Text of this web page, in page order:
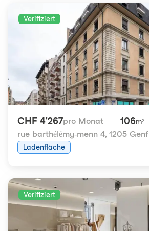
Verifiziert
CHF 4'267pro Monat 106m²
rue barthélémy-menn 4, 1205 Genf
Ladenfläche
Verifiziert